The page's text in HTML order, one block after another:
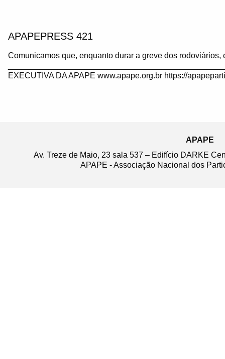
APAPEPRESS 421
Comunicamos que, enquanto durar a greve dos
EXECUTIVA DA APAPE www.apape.org.br https://
APAPE
Av. Treze de Maio, 23 sala 537 – Edifício DARKE
APAPE - Associação Nacional dos